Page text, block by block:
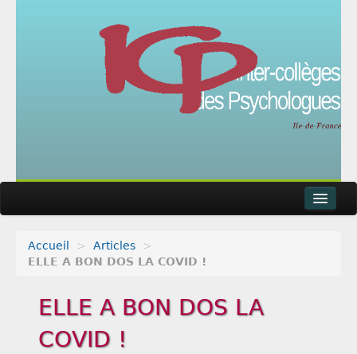
Actualités
Accueil > Articles
>
ELLE A BON DOS LA COVID !
ELLE A BON DOS LA
COVID !